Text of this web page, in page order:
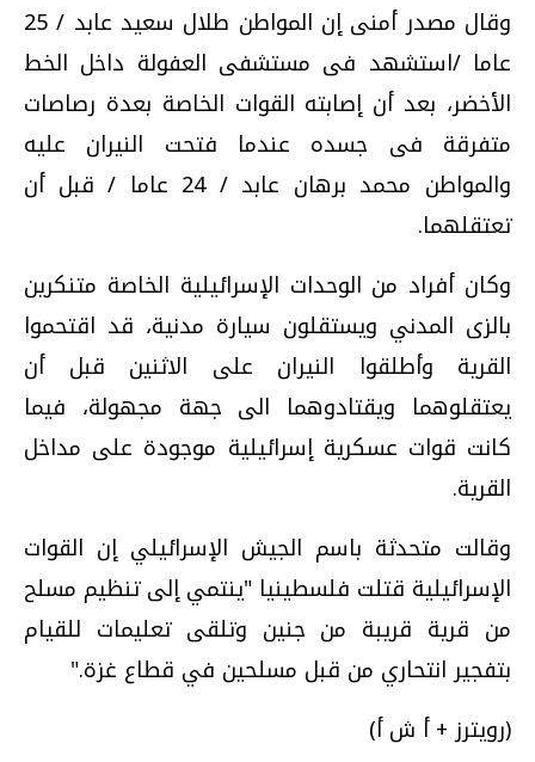
وقال مصدر أمنى إن المواطن طلال سعيد عابد / 25
عاما /استشهد فى مستشفى العفولة داخل الخط
الأخضر، بعد أن إصابته القوات الخاصة بعدة رصاصات
متفرقة فى جسده عندما فتحت النيران عليه
والمواطن محمد برهان عابد / 24 عاما / قبل أن
تعتقلهما.
وكان أفراد من الوحدات الإسرائيلية الخاصة متنكرين
بالزى المدني ويستقلون سيارة مدنية، قد اقتحموا
القرية وأطلقوا النيران على الاثنين قبل أن
يعتقلوهما ويقتادوهما الى جهة مجهولة، فيما
كانت قوات عسكرية إسرائيلية موجودة على مداخل
القرية.
وقالت متحدثة باسم الجيش الإسرائيلي إن القوات
الإسرائيلية قتلت فلسطينيا "ينتمي إلى تنظيم مسلح
من قرية قريبة من جنين وتلقى تعليمات للقيام
بتفجير انتحاري من قبل مسلحين في قطاع غزة."
(رويترز + أ ش أ)